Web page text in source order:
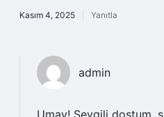
Kasım 4, 2025 Yanıtla
admin
Umay! Sevgili dostum,